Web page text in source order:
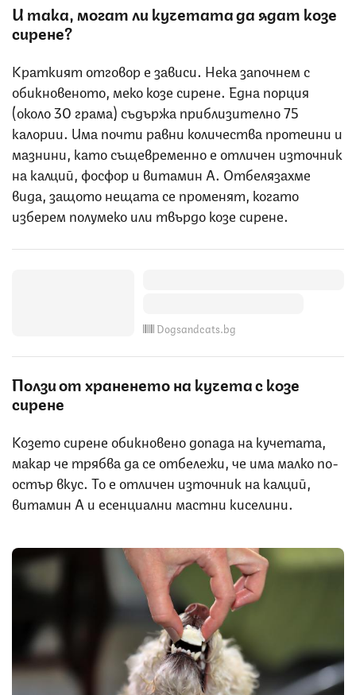
И така, могат ли кучетата да ядат козе
сирене?
Краткият отговор е зависи. Нека започнем с
обикновеното, меко козе сирене. Една порция
(около 30 грама) съдържа приблизително 75
калории. Има почти равни количества протеини и
мазнини, като същевременно е отличен източник
на калций, фосфор и витамин А. Отбелязахме
вида, защото нещата се променят, когато
изберем полумеко или твърдо козе сирене.
Dogsandcats.bg
Ползи от храненето на кучета с козе
сирене
Козето сирене обикновено допада на кучетата,
макар че трябва да се отбележи, че има малко по-
остър вкус. То е отличен източник на калций,
витамин А и есенциални мастни киселини.